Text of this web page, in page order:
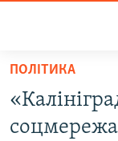
Перейти
основного
матеріалу
ВСЕ ЗА ДОБУ
ПОЛІТИКА